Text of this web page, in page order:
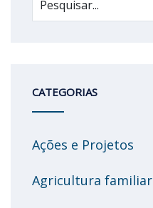
CATEGORIAS
Ações e Projetos
Agricultura familiar